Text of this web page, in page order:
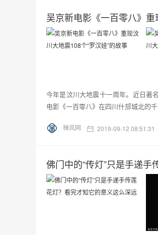
吴京新电影《一百零八》
今年是汶川大地震十一周年。近日著
电影《一百零八》在四川什邡城北的
禅风网 2019-09-12 08:51:31
佛门中的“传灯”只是手递